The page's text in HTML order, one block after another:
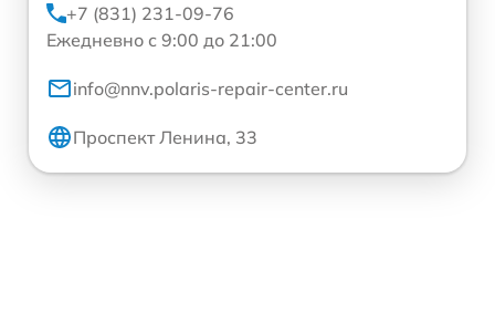
+7 (831) 231-09-76
Ежедневно с 9:00 до 21:00
info@nnv.polaris-repair-center.ru
Проспект Ленина, 33